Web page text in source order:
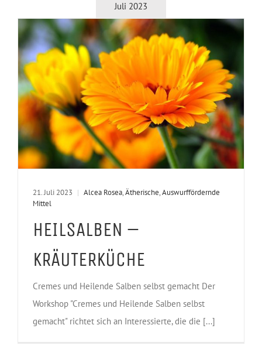
Juli 2023
21. Juli 2023 | Alcea Rosea,Ätherische,Auswurffördernde
Mittel
HEILSALBEN –
KRÄUTERKÜCHE
Cremes und Heilende Salben selbst gemacht Der
Workshop "Cremes und Heilende Salben selbst
gemacht" richtet sich an Interessierte, die die [...]